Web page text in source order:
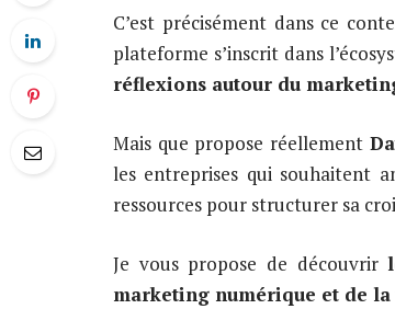
C’est précisément dans ce
plateforme s’inscrit dans
réflexions autour du
Mais que propose réellement
les entreprises qui souhaitent
ressources pour structurer sa
Je vous propose de découvrir
marketing numérique et de